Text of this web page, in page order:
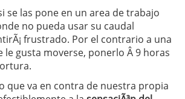
se las pone en un area de trabajo
no pueda usar su caudal
frustrado. Por el contrario a una
le gusta moverse, ponerlo Â 9 horas
que va en contra de nuestra propia